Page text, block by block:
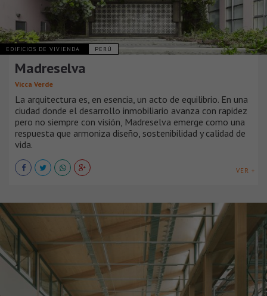
EDIFICIOS DE VIVIENDA PERÚ
Madreselva
Vicca Verde
La arquitectura es, en esencia, un acto de equilibrio. En una
ciudad donde el desarrollo inmobiliario avanza con rapidez
pero no siempre con visión, Madreselva emerge como una
respuesta que armoniza diseño, sostenibilidad y calidad de
vida.
VER +